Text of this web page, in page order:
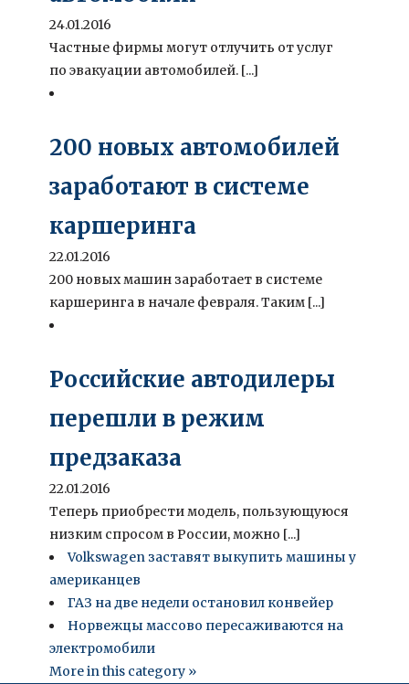
24.01.2016
Частные фирмы могут отлучить от услуг
по эвакуации автомобилей. [...]
200 новых автомобилей
заработают в системе
каршеринга
22.01.2016
200 новых машин заработает в системе
каршеринга в начале февраля. Таким [...]
Российские автодилеры
перешли в режим
предзаказа
22.01.2016
Теперь приобрести модель, пользующуюся
низким спросом в России, можно [...]
Volkswagen заставят выкупить машины у
американцев
ГАЗ на две недели остановил конвейер
Норвежцы массово пересаживаются на
электромобили
More in this category »